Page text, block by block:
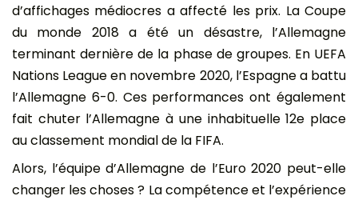
d’affichages médiocres a affecté les prix. La Coupe
du monde 2018 a été un désastre, l’Allemagne
terminant dernière de la phase de groupes. En UEFA
Nations League en novembre 2020, l’Espagne a battu
l’Allemagne 6-0. Ces performances ont également
fait chuter l’Allemagne à une inhabituelle 12e place
au classement mondial de la FIFA.
Alors, l’équipe d’Allemagne de l’Euro 2020 peut-elle
changer les choses ? La compétence et l’expérience